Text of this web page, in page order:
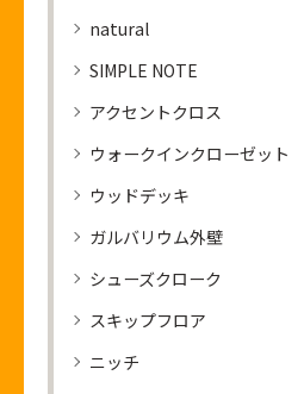
natural
SIMPLE NOTE
アクセントクロス
ウォークインクローゼット
ウッドデッキ
ガルバリウム外壁
シューズクローク
スキップフロア
ニッチ